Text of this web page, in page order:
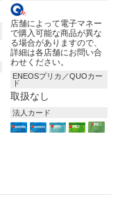
店舗によって電子マネー
で購入可能な商品が異な
る場合がありますので、
詳細は各店舗にお問い合
わせください。
ENEOSプリカ／QUOカー
ド
取扱なし
法人カード